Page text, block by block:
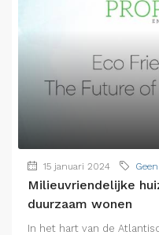
15 januari 2024
Milieuvriendelijke
duurzaam wonen
In het hart van de